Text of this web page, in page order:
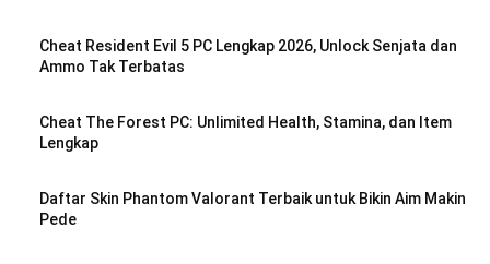
Cheat Resident Evil 5 PC Lengkap 2026, Unlock Senjata dan
Ammo Tak Terbatas
Cheat The Forest PC: Unlimited Health, Stamina, dan Item
Lengkap
Daftar Skin Phantom Valorant Terbaik untuk Bikin Aim Makin
Pede